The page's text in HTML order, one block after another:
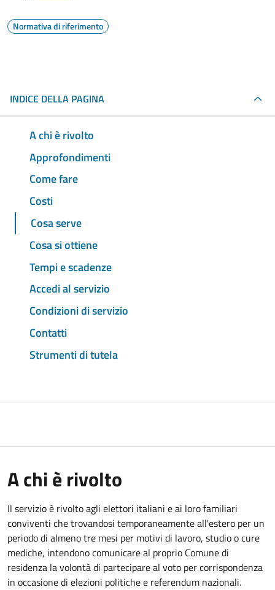
Normativa di riferimento
INDICE DELLA PAGINA
A chi è rivolto
Approfondimenti
Come fare
Costi
Cosa serve
Cosa si ottiene
Tempi e scadenze
Accedi al servizio
Condizioni di servizio
Contatti
Strumenti di tutela
A chi è rivolto
Il servizio è rivolto agli elettori italiani e ai loro familiari
conviventi che trovandosi temporaneamente all'estero per un
periodo di almeno tre mesi per motivi di lavoro, studio o cure
mediche, intendono comunicare al proprio Comune di
residenza la volontà di partecipare al voto per corrispondenza
in occasione di elezioni politiche e referendum nazionali.